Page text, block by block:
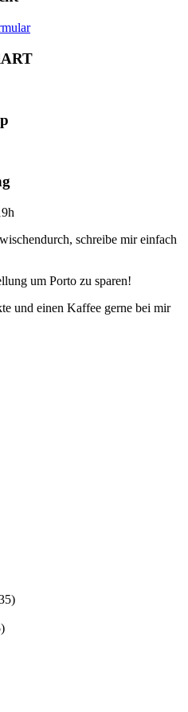
schreibe mir einfach
um Porto zu sparen!
und einen Kaffee gerne bei mir